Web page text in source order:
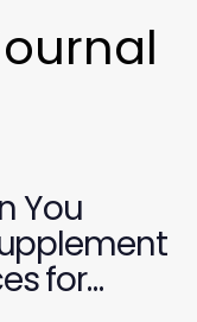
You
for